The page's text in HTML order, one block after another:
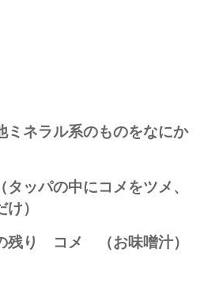
ラル系のものをなにか
ッパの中にコメをツメ、
）
り コメ （お味噌汁）